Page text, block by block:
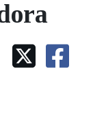
PARDO